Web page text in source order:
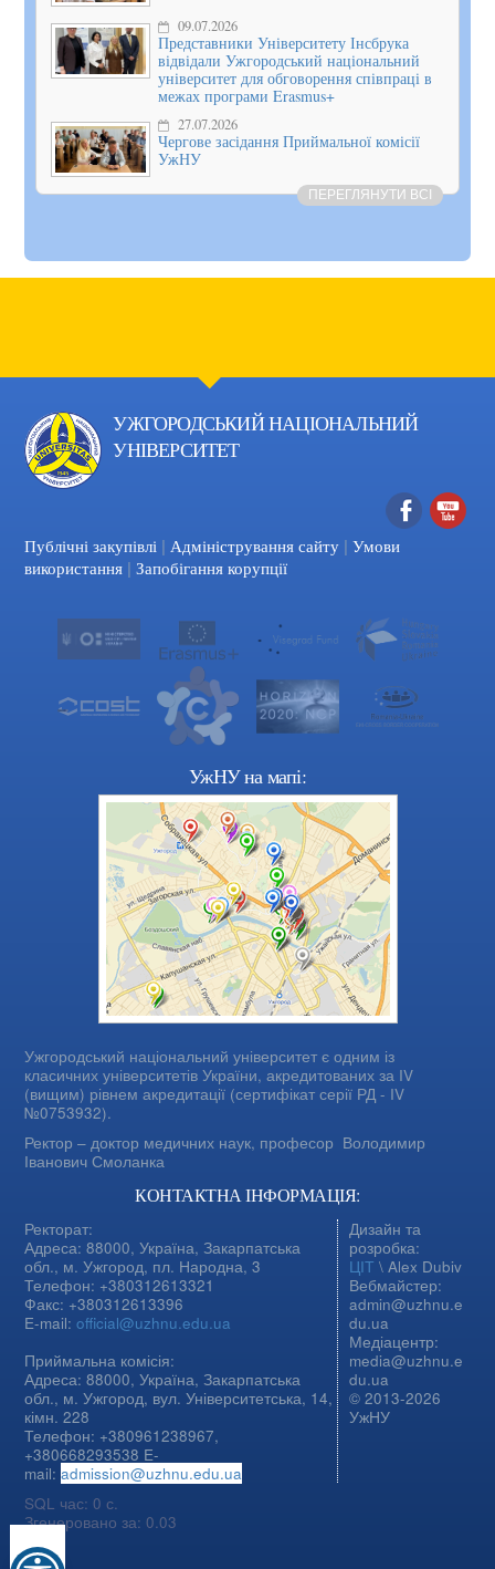
09.07.2026
Представники Університету Інсбрука
відвідали Ужгородський національний
університет для обговорення співпраці в
межах програми Erasmus+
27.07.2026
Чергове засідання Приймальної комісії
УжНУ
ПЕРЕГЛЯНУТИ ВСІ
УЖГОРОДСЬКИЙ НАЦІОНАЛЬНИЙ
УНІВЕРСИТЕТ
Facebook
Публічні закупівлі | Адміністрування сайту | Умови
використання | Запобігання корупції
УжНУ на мапі:
Ужгородський національний університет є одним із
класичних університетів України, акредитованих за IV
(вищим) рівнем акредитації (сертифікат серії РД - IV
№0753932).
Ректор – доктор медичних наук, професор Володимир
Іванович Смоланка
КОНТАКТНА ІНФОРМАЦІЯ:
Ректорат:
Адреса: 88000, Україна, Закарпатська
обл., м. Ужгород, пл. Народна, 3
Телефон: +380312613321
Факс: +380312613396
E-mail:official@uzhnu.edu.ua
Приймальна комісія:
Адреса: 88000, Україна, Закарпатська
обл., м. Ужгород, вул. Університетська, 14,
кімн. 228
Телефон: +380961238967,
+380668293538 E-
mail:admission@uzhnu.edu.ua
Дизайн та
розробка:
ЦІТ \ Alex Dubiv
Вебмайстер:
admin@uzhnu.e
du.ua
Медіацентр:
media@uzhnu.e
du.ua
© 2013-2026
УжНУ
SQL час: 0 с.
Згенеровано за: 0.03